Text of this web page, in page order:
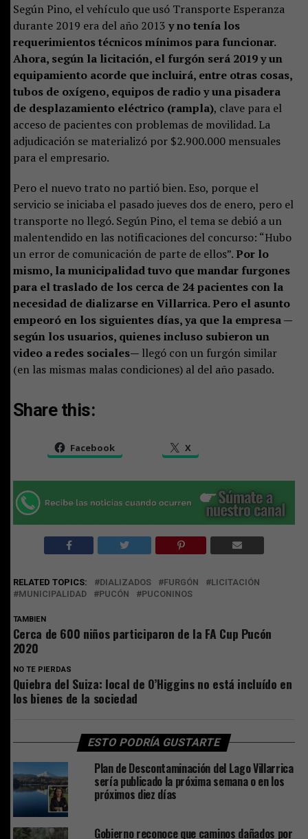
Según Pino, el vehículo que usó Transporte Esperanza
durante 2019 era del año 2013 y no tenía los
requerimientos técnicos mínimos para funcionar.
Ahora, según la licitación, el furgón será 2019 y un
equipamiento acorde que incluirá, entre otras cosas,
tubos de oxígeno, equipos de radio y una pisadera
de desplazamiento eléctrico (rampla), clave para el
acceso de pacientes con problemas de movilidad. La
adjudicación se materializó por $2.900.000 mensuales
para el empresario.
Pero el nuevo trato no partió bien. Eso, porque el
servicio se iniciaba el pasado jueves dos de enero, pero el
transporte no llegó. Según Pino, el tema se debió a un
malentendido en las notificaciones del concurso: “Hubo
un error de comunicación de parte de ellos”. Por lo
mismo, la municipalidad tuvo que mandar furgones
para el traslado de los cerca de 24 pacientes con la
necesidad de dializarse en Villarrica. Pero el asunto
empeoró en los siguientes días, ya que la empresa —
según los usuarios, quienes incluso subieron un
video a redes sociales— llegó con un furgón similar
(en las mismas malas condiciones) al del año pasado.
Share this:
Facebook X
RELATED TOPICS: DIALIZADOS FURGÓN
LICITACIÓN
MUNICIPALIDAD
PUCÓN PUCONINOS
TAMBIEN
Cerca de 600 niños participaron de la FA Cup Pucón
2020
NO TE PIERDAS
Quiebra del Suiza: local de O’Higgins no está incluído en
los bienes de la sociedad
ESTO PODRÍA GUSTARTE
Plan de Descontaminación del Lago Villarrica
sería publicado la próxima semana o en los
próximos diez días
Gobierno reconoce que caminos dañados por